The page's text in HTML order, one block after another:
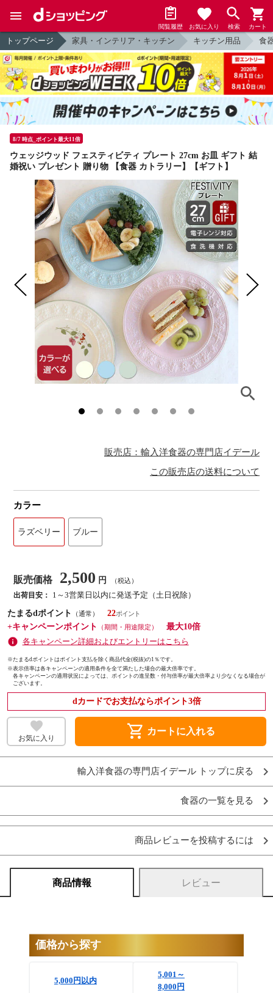
閲覧履歴 お気に入り 検索 カート
トップページ 家具・インテリア・キッチン キッチン用品 食
8/7 時点_ポイント最大11倍
ウェッジウッド フェスティビティ プレート 27cm お皿 ギフト 結
婚祝い プレゼント 贈り物 【食器 カトラリー】【ギフト】
販売店：輸入洋食器の専門店イデール
この販売店の送料について
カラー
ラズベリー ブルー
販売価格 2,500 円 （税込）
出荷目安：
1～3営業日以内に発送予定（土日祝除）
たまるdポイント
（通常）
22
+キャンペーンポイント
（期間・用途限定）
最大10倍
各キャンペーン詳細およびエントリーはこちら
※たまるdポイントはポイント支払を除く商品代金(税抜)の1％です。
※表示倍率は各キャンペーンの適用条件を全て満たした場合の最大倍率です。
各キャンペーンの適用状況によっては、ポイントの進呈数・付与倍率が最大倍率より少なくなる場合が
ございます。
dカードでお支払ならポイント3倍
お気に入り shopping_cart カートに入れる
輸入洋食器の専門店イデール トップに戻る
食器の一覧を見る
商品レビューを投稿するには
商品情報 レビュー
価格から探す
5,000円以内
5,001～
8,000円